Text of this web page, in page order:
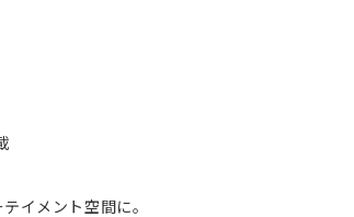
イメント空間に。